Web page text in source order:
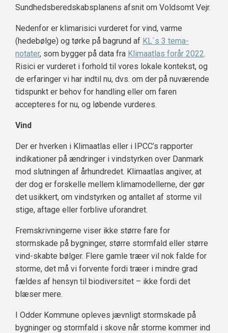
Sundhedsberedskabsplanens afsnit om Voldsomt Vejr.
Nedenfor er klimarisici vurderet for vind, varme
(hedebølge) og tørke på bagrund af KL´s 3 tema-
notater, som bygger på data fra Klimaatlas forår 2022.
Risici er vurderet i forhold til vores lokale kontekst, og
de erfaringer vi har indtil nu, dvs. om der på nuværende
tidspunkt er behov for handling eller om faren
accepteres for nu, og løbende vurderes.
Vind
Der er hverken i Klimaatlas eller i IPCC’s rapporter
indikationer på ændringer i vindstyrken over Danmark
mod slutningen af århundredet. Klimaatlas angiver, at
der dog er forskelle mellem klimamodellerne, der gør
det usikkert, om vindstyrken og antallet af storme vil
stige, aftage eller forblive uforandret.
Fremskrivningerne viser ikke større fare for
stormskade på bygninger, større stormfald eller større
vind-skabte bølger. Flere gamle træer vil nok falde for
storme, det må vi forvente fordi træer i mindre grad
fældes af hensyn til biodiversitet – ikke fordi det
blæser mere.
I Odder Kommune opleves jævnligt stormskade på
bygninger og stormfald i skove når storme kommer ind